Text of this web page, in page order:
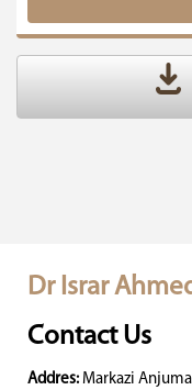
Dr Israr
Contact Us
Addres: Markazi